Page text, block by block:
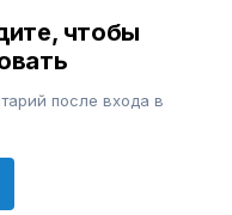
чтобы
после входа в